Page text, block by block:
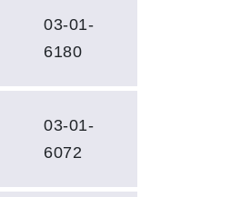
03-01-
6180
03-01-
6072